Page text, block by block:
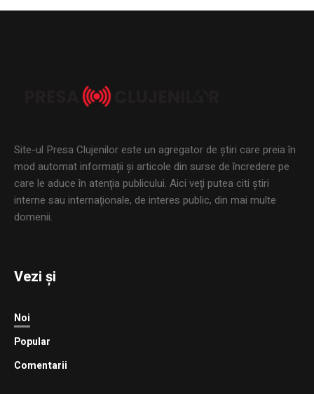
Site-ul Presa Clujenilor este un agregator de ştiri care preia în
mod automat informaţii şi articole din surse de încredere pe
care le aduce în atenţia publicului. Aici veţi putea citi ştiri
interne sau internaţionale, de interes public, din mai multe
domenii.
Vezi și
Noi
Popular
Comentarii